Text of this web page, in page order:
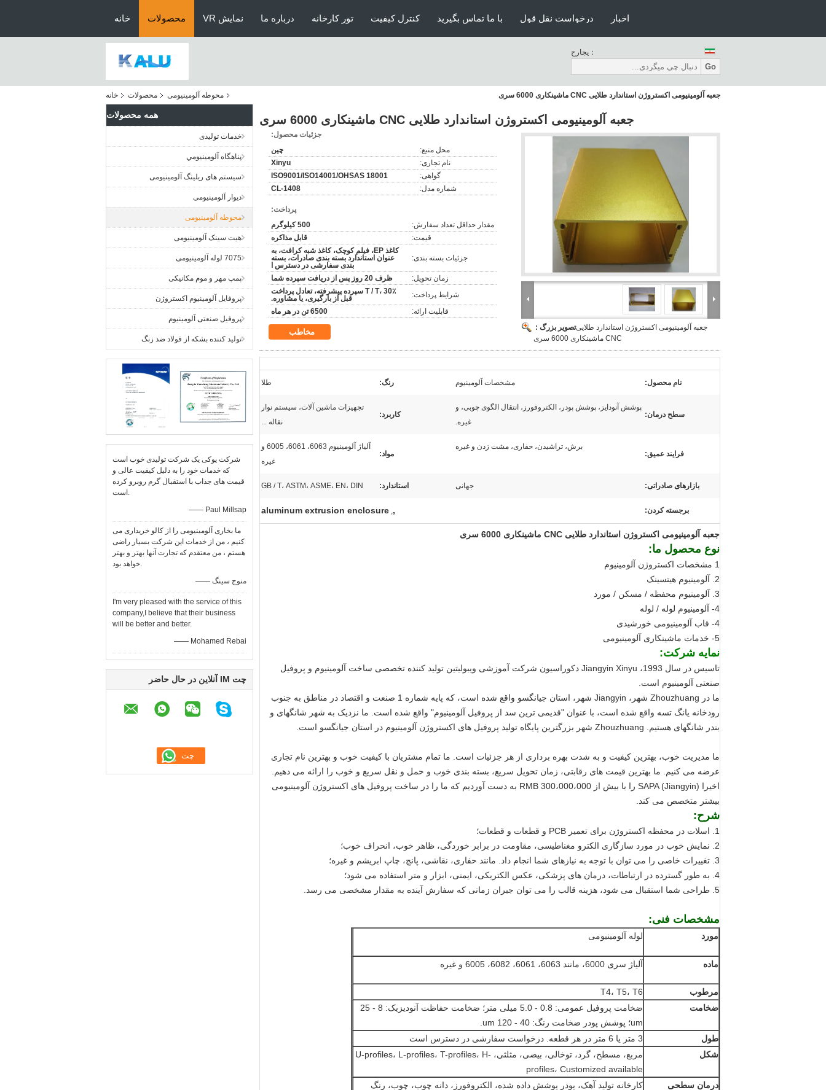
خانه محصولات نمایش VR درباره ما تور کارخانه کنترل کیفیت با ما تماس بگیرید درخواست نقل قول اخبار
حراجی：
Go
خانه محصولات محوطه آلومینیومی جعبه آلومینیومی اکستروژن استاندارد طلایی CNC ماشینکاری 6000 سری
همه محصولات
خدمات تولیدی
پناهگاه آلومينيومي
سیستم های ریلینگ آلومینیومی
دیوار آلومینیومی
محوطه آلومینیومی
هیت سینک آلومینیومی
7075 لوله آلومینیومی
پمپ مهر و موم مکانیکی
پروفایل آلومینیوم اکستروژن
پروفیل صنعتی آلومینیوم
توليد کننده بشکه از فولاد ضد زنگ
شرکت یوکی یک شرکت تولیدی خوب است
که خدمات خود را به دلیل کیفیت عالی و
قیمت های جذاب با استقبال گرم روبرو کرده
است.
—— Paul Millsap
ما بخاری آلومینیومی را از کالو خریداری می
کنیم ، من از خدمات این شرکت بسیار راضی
هستم ، من معتقدم که تجارت آنها بهتر و بهتر
خواهد بود.
—— منوج سینگ
I'm very pleased with the service of this
company,I believe that their business
will be better and better.
—— Mohamed Rebai
چت IM آنلاین در حال حاضر
جعبه آلومینیومی اکستروژن استاندارد طلایی CNC ماشینکاری 6000 سری
تصویر بزرگ :جعبه آلومینیومی اکستروژن استاندارد طلایی
CNC ماشینکاری 6000 سری
جزئیات محصول:
محل منبع:
چین
نام تجاری:
Xinyu
گواهی:
ISO9001/ISO14001/OHSAS 18001
شماره مدل:
CL-1408
پرداخت:
مقدار حداقل تعداد سفارش:
500 کیلوگرم
قیمت:
قابل مذاکره
جزئیات بسته بندی:
کاغذ EP، فیلم کوچک، کاغذ شبه کرافت، به
عنوان استاندارد بسته بندی صادرات، بسته
بندی سفارشی در دسترس ا
زمان تحویل:
ظرف 20 روز پس از دریافت سپرده شما
شرایط پرداخت:
T / T، 30٪ سپرده پیشرفته، تعادل پرداخت
قبل از بارگیری، یا مشاوره.
قابلیت ارائه:
6500 تن در هر ماه
مخاطب
نام محصول: مشخصات آلومینیوم رنگ: طلا
سطح درمان:
پوشش آنودایز، پوشش پودر، الکتروفورز، انتقال الگوی چوبی، و
غیره.
کاربرد:
تجهیزات ماشین آلات، سیستم نوار
نقاله ...
فرایند عمیق:
برش، تراشیدن، حفاری، مشت زدن و غیره
مواد:
آلیاژ آلومینیوم 6063، 6061، 6005 و
غیره
بازارهای صادراتی: جهانی استاندارد: GB / T، ASTM، ASME، EN، DIN
برجسته کردن: ,
,
aluminum extrusion enclosure
جعبه آلومینیومی اکستروژن استاندارد طلایی CNC ماشینکاری 6000 سری
نوع محصول ما:
1 مشخصات اکستروژن آلومینیوم
2. آلومینیوم هیتسینک
3. آلومینیوم محفظه / مسکن / مورد
4- آلومینیوم لوله / لوله
4- قاب آلومینیومی خورشیدی
5- خدمات ماشینکاری آلومینیومی
نمایه شرکت:
تاسیس در سال 1993، Jiangyin Xinyu دکوراسیون شرکت آموزشی ویبولیتین تولید کننده تخصصی ساخت آلومینیوم و پروفیل
صنعتی آلومینیوم است.
ما در Zhouzhuang شهر، Jiangyin شهر، استان جیانگسو واقع شده است، که پایه شماره 1 صنعت و اقتصاد در مناطق به جنوب
رودخانه یانگ تسه واقع شده است، با عنوان "قدیمی ترین سد از پروفیل آلومینیوم" واقع شده است.
ما نزدیک به شهر شانگهای و
بندر شانگهای هستیم.
Zhouzhuang شهر بزرگترین پایگاه تولید پروفیل های اکستروژن آلومینیوم در استان جیانگسو است.
ما مدیریت خوب، بهترین کیفیت و به شدت بهره برداری از هر جزئیات است.
ما تمام مشتریان با کیفیت خوب و بهترین نام تجاری
عرضه می کنیم.
ما بهترین قیمت های رقابتی، زمان تحویل سریع، بسته بندی خوب و حمل و نقل سریع و خوب را ارائه می دهیم.
اخیرا SAPA (Jiangyin) را با بیش از 300،000،000 RMB به دست آوردیم که ما را در ساخت پروفیل های اکستروژن آلومینیومی
بیشتر متخصص می کند.
شرح:
1. اسلات در محفظه اکستروژن برای تعمیر PCB و قطعات و قطعات؛
2. نمایش خوب در مورد سازگاری الکترو مغناطیسی، مقاومت در برابر خوردگی، ظاهر خوب، انحراف خوب؛
3. تغییرات خاصی را می توان با توجه به نیازهای شما انجام داد.
مانند حفاری، نقاشی، پانچ، چاپ ابریشم و غیره؛
4. به طور گسترده در ارتباطات، درمان های پزشکی، عکس الکتریکی، ایمنی، ابزار و متر استفاده می شود؛
5. طراحی شما استقبال می شود، هزینه قالب را می توان جبران زمانی که سفارش آینده به مقدار مشخصی می رسد.
مشخصات فنی:
مورد لوله آلومینیومی
ماده آلیاژ سری 6000، مانند 6063، 6061، 6082، 6005 و غیره
مرطوب
T4، T5، T6
ضخامت
ضخامت پروفیل عمومی: 0.8 - 5.0 میلی متر؛ ضخامت حفاظت آنودیزیک: 8 - 25
um؛ پوشش پودر ضخامت رنگ: 40 - 120 um.
طول
3 متر یا 6 متر در هر قطعه. درخواست سفارشی در دسترس است
شکل
مربع، مسطح، گرد، توخالی، بیضی، مثلثی، U-profiles، L-profiles، T-profiles، H-
profiles، Customized available
درمان سطحی
کارخانه تولید آهک، پودر پوشش داده شده، الکتروفورز، دانه چوب، چوب، رنگ